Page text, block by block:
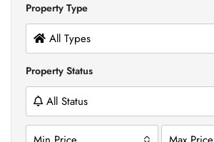
Property Type
All Types
Property Status
All Status